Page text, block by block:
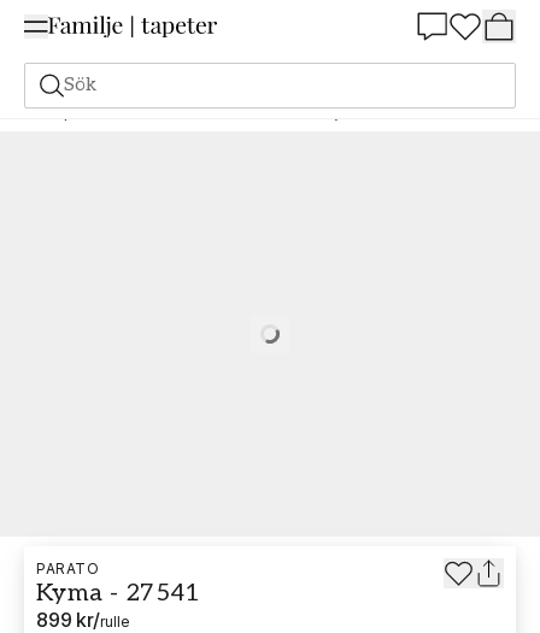
Sök
Tapeter Varumärken Parato Palermo Kyma - 27541
Loading…
PARATO
Kyma - 27541
899 kr/rulle